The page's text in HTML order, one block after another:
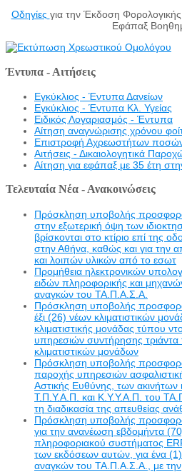
Οδηγίες για την Έκδοση
Εφάπαξ
Έντυπα - Αιτήσεις
Εγκύκλιος - Έντυπα Δανείων
Εγκύκλιος - Έντυπα Κλ. Υγείας
Eιδικός Λογαριασμός - Έντυπα
Αίτηση αναγνώρισης χρόνου
Επιστροφή Αχρεωστήτων ποσών
Αιτήσεις - Δικαιολογητικά
Αίτηση για εφάπαξ με 35 έτη
Τελευταία Νέα - Ανακοινώσεις
Πρόσκληση υποβολής
στην εξωτερική όψη των
βρίσκονται στο κτίριο επί της
στην Αθήνα, καθώς και για την
και λοιπών υλικών από το εσωτ
Προμήθεια ηλεκτρονικών
ειδών πληροφορικής και
αναγκών του ΤΑ.Π.Α.Σ.Α.
Πρόσκληση υποβολής
έξι (26) νέων κλιματιστικών
κλιματιστικής μονάδας τύπου
υπηρεσιών συντήρησης
κλιματιστικών μονάδων
Πρόσκληση υποβολής
παροχής υπηρεσιών
Αστικής Ευθύνης, των ακινήτων
Τ.Π.Υ.Α.Π. και Κ.Υ.Υ.Α.Π. του
τη διαδικασία της απευθείας
Πρόσκληση υποβολής
για την ανανέωση εβδομήντα
πληροφοριακού συστήματος
των εκδόσεων αυτών, για ένα
αναγκών του ΤΑ.Π.Α.Σ.Α., με την